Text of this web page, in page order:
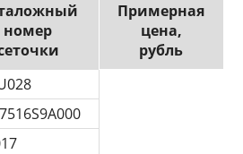
номер
Примерная
цена,
рубль